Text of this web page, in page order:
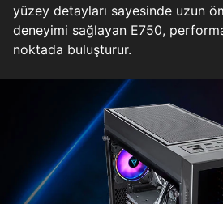
yüzey detayları sayesinde uzun
deneyimi sağlayan E750,
noktada buluşturur.